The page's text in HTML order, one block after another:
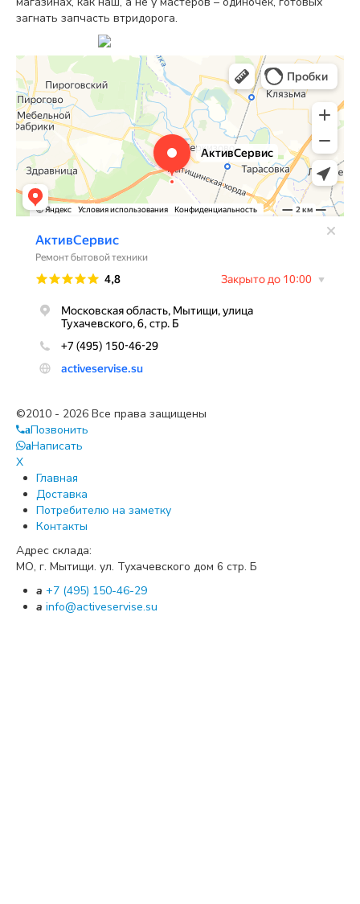
загнать запчасть втридорога.
©2010 - 2026 Все права защищены
aПозвонить
aНаписать
X
Главная
Доставка
Потребителю на заметку
Контакты
Адрес склада:
МО, г. Мытищи. ул. Тухачевского дом 6 стр. Б
a +7 (495) 150-46-29
a info@activeservise.su